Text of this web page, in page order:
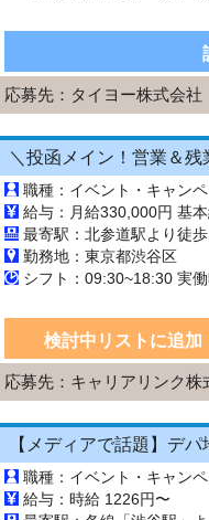
応募先： タイヨー株式会社
職種：イベント・キャン
最寄駅：北参道駅より徒歩
勤務地：東京都渋谷区
検討中リストに追加
応募先：キャリアリンク株
職種：イベント・キャン
給与：時給 1226円〜